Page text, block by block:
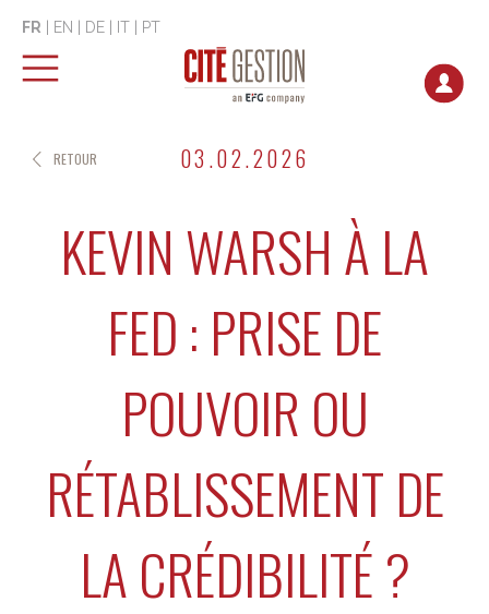
FR EN DE IT PT
03.02.2026
KEVIN WARSH À LA
FED : PRISE DE
POUVOIR OU
RÉTABLISSEMENT DE
LA CRÉDIBILITÉ ?
RETOUR